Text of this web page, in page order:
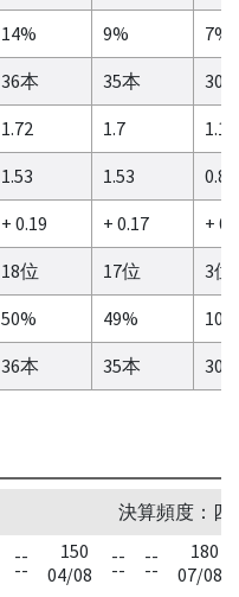
14% 9%
7%
36本 35本
30
1.72 1.7
1.1
1.53 1.53
0.86
+ 0.19 + 0.17
+
18位 17位
3位
50% 49%
10%
36本 35本 30
決算頻度：四
--
--
150
04/08
--
--
--
--
180
07/08